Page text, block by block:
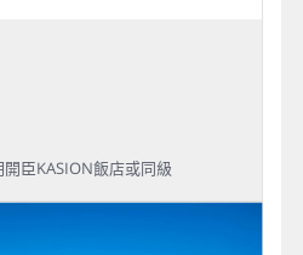
臣KASION飯店或同級